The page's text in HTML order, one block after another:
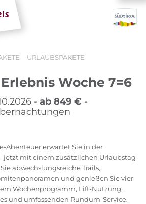
WIR
URLAUBSPAKETE
Woche 7=6
- ab 849 € -
Abenteuer erwartet Sie in der
jetzt mit einem zusätzlichen Urlaubstag
abwechslungsreiche Trails,
und genießen Sie vier
Wochenprogramm, Lift-Nutzung,
und umfassenden Rundum-Service.